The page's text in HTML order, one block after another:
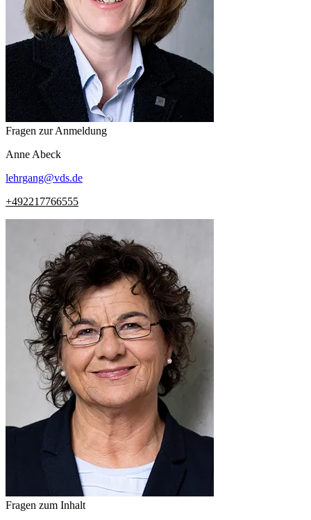
Fragen zur Anmeldung
Anne Abeck
lehrgang@vds.de
+492217766555
Fragen zum Inhalt